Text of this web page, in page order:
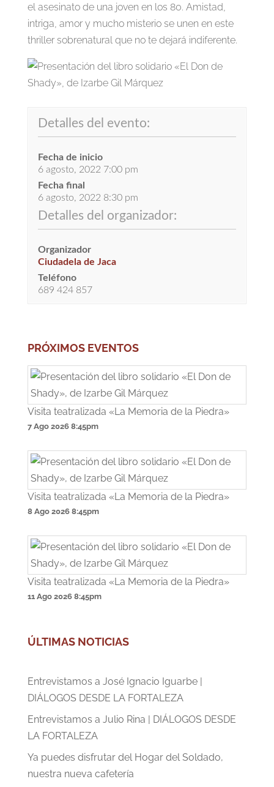
el asesinato de una joven en los 80. Amistad,
intriga, amor y mucho misterio se unen en este
thriller sobrenatural que no te dejará indiferente.
Detalles del evento:
Fecha de inicio
6 agosto, 2022 7:00 pm
Fecha final
6 agosto, 2022 8:30 pm
Detalles del organizador:
Organizador
Ciudadela de Jaca
Teléfono
689 424 857
PRÓXIMOS EVENTOS
Visita teatralizada «La Memoria de la Piedra»
7 Ago 2026 8:45pm
Visita teatralizada «La Memoria de la Piedra»
8 Ago 2026 8:45pm
Visita teatralizada «La Memoria de la Piedra»
11 Ago 2026 8:45pm
ÚLTIMAS NOTICIAS
Entrevistamos a José Ignacio Iguarbe |
DIÁLOGOS DESDE LA FORTALEZA
Entrevistamos a Julio Rina | DIÁLOGOS DESDE
LA FORTALEZA
Ya puedes disfrutar del Hogar del Soldado,
nuestra nueva cafetería